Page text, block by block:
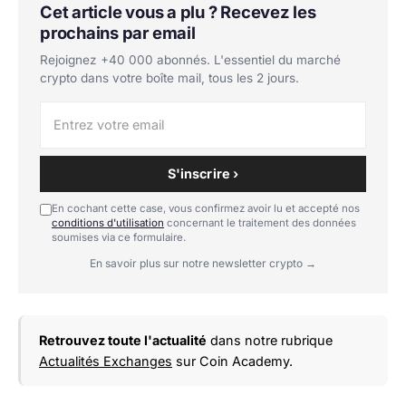
Cet article vous a plu ? Recevez les
prochains par email
Rejoignez +40 000 abonnés. L'essentiel du marché
crypto dans votre boîte mail, tous les 2 jours.
S'inscrire ›
En cochant cette case, vous confirmez avoir lu et accepté nos
conditions d'utilisation concernant le traitement des données
soumises via ce formulaire.
En savoir plus sur notre newsletter crypto →
Retrouvez toute l'actualité dans notre rubrique
Actualités Exchanges sur Coin Academy.